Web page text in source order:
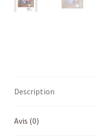
Description
Avis (0)